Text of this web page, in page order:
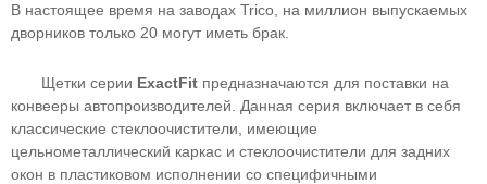
В настоящее время на заводах Trico, на миллион выпускаемых
дворников только 20 могут иметь брак.
Щетки серии ExactFit предназначаются для поставки на
конвееры автопроизводителей. Данная серия включает в себя
классические стеклоочистители, имеющие
цельнометаллический каркас и стеклоочистители для задних
окон в пластиковом исполнении со специфичными